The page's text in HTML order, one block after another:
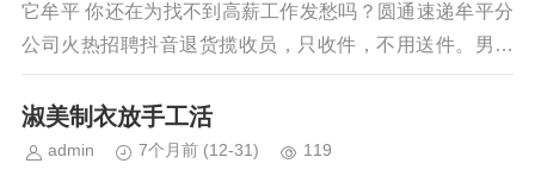
它牟平 你还在为找不到高薪工作发愁吗？圆通速递牟平分
公司火热招聘抖音退货揽收员，只收件，不用送件。男女
不限，需自备交通工具。工资按件计提...
淑美制衣放手工活
admin 7个月前 (12-31) 119